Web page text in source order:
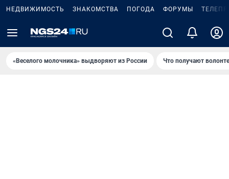
НЕДВИЖИМОСТЬ ЗНАКОМСТВА ПОГОДА ФОРУМЫ
«Веселого молочника» выдворяют из России Что получают